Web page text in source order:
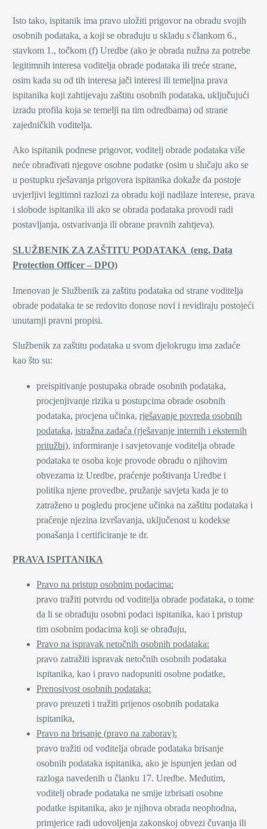
Isto tako, ispitanik ima pravo uložiti prigovor na obradu svojih
osobnih podataka, a koji se obrađuju u skladu s člankom 6.,
stavkom 1., točkom (f) Uredbe (ako je obrada nužna za potrebe
legitimnih interesa voditelja obrade podataka ili treće strane,
osim kada su od tih interesa jači interesi ili temeljna prava
ispitanika koji zahtijevaju zaštitu osobnih podataka, uključujući
izradu profila koja se temelji na tim odredbama) od strane
zajedničkih voditelja.
Ako ispitanik podnese prigovor, voditelj obrade podataka više
neće obrađivati njegove osobne podatke (osim u slučaju ako se
u postupku rješavanja prigovora ispitanika dokaže da postoje
uvjerljivi legitimni razlozi za obradu koji nadilaze interese, prava
i slobode ispitanika ili ako se obrada podataka provodi radi
postavljanja, ostvarivanja ili obrane pravnih zahtjeva).
SLUŽBENIK ZA ZAŠTITU PODATAKA (eng. Data
Protection Officer – DPO)
Imenovan je Službenik za zaštitu podataka od strane voditelja
obrade podataka te se redovito donose novi i revidiraju postojeći
unutarnji pravni propisi.
Službenik za zaštitu podataka u svom djelokrugu ima zadaće
kao što su:
preispitivanje postupaka obrade osobnih podataka,
procjenjivanje rizika u postupcima obrade osobnih
podataka, procjena učinka, rješavanje povreda osobnih
podataka, istražna zadaća (rješavanje internih i eksternih
pritužbi), informiranje i savjetovanje voditelja obrade
podataka te osoba koje provode obradu o njihovim
obvezama iz Uredbe, praćenje poštivanja Uredbe i
politika njene provedbe, pružanje savjeta kada je to
zatraženo u pogledu procjene učinka na zaštitu podataka i
praćenje njezina izvršavanja, uključenost u kodekse
ponašanja i certificiranje te dr.
PRAVA ISPITANIKA
Pravo na pristup osobnim podacima:
pravo tražiti potvrdu od voditelja obrade podataka, o tome
da li se obrađuju osobni podaci ispitanika, kao i pristup
tim osobnim podacima koji se obrađuju,
Pravo na ispravak netočnih osobnih podataka:
pravo zatražiti ispravak netočnih osobnih podataka
ispitanika, kao i pravo nadopuniti osobne podatke,
Prenosivost osobnih podataka:
pravo preuzeti i tražiti prijenos osobnih podataka
ispitanika,
Pravo na brisanje (pravo na zaborav):
pravo tražiti od voditelja obrade podataka brisanje
osobnih podataka ispitanika, ako je ispunjen jedan od
razloga navedenih u članku 17. Uredbe. Međutim,
voditelj obrade podataka ne smije izbrisati osobne
podatke ispitanika, ako je njihova obrada neophodna,
primjerice radi udovoljenja zakonskoj obvezi čuvanja ili